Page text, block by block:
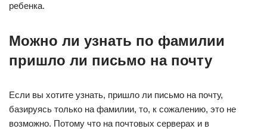
ребенка.
Можно ли узнать по фамилии
пришло ли письмо на почту
Если вы хотите узнать, пришло ли письмо на почту,
базируясь только на фамилии, то, к сожалению, это не
возможно. Потому что на почтовых серверах и в